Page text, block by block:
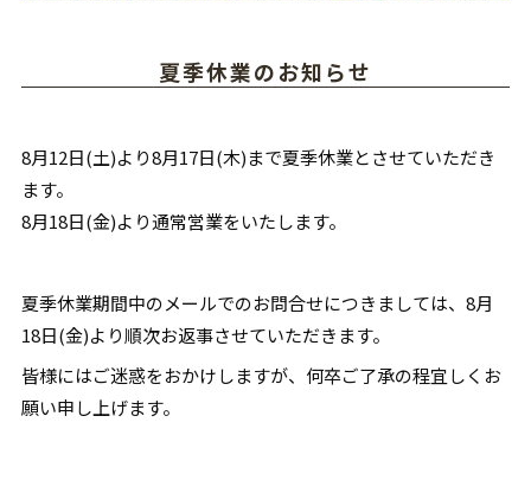
夏季休業のお知らせ
8月12日(土)より8月17日(木)まで夏季休業とさせていただき
ます。
8月18日(金)より通常営業をいたします。
夏季休業期間中のメールでのお問合せにつきましては、8月
18日(金)より順次お返事させていただきます。
皆様にはご迷惑をおかけしますが、何卒ご了承の程宜しくお
願い申し上げます。